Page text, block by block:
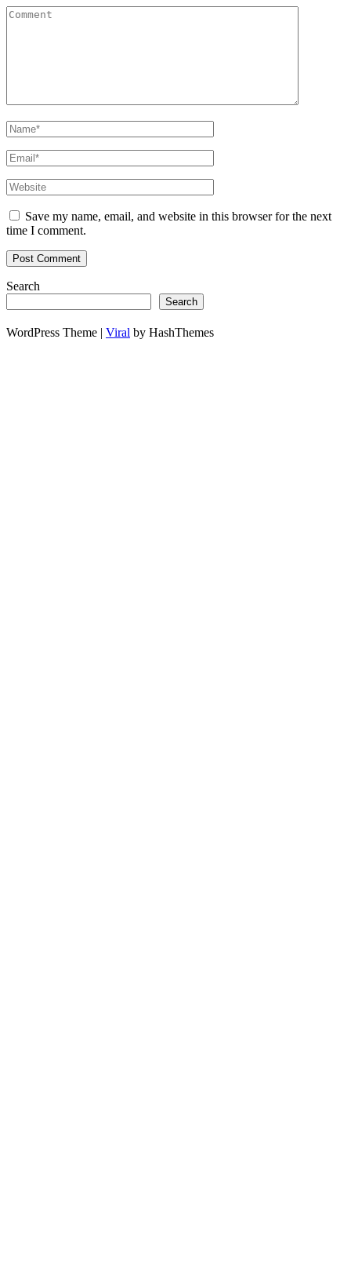
Save my name, email, and website in this browser for the next
time I comment.
Search
Search
WordPress Theme | Viral by HashThemes